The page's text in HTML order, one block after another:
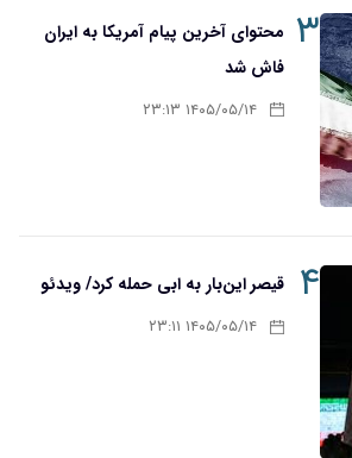
۳ محتوای آخرین پیام آمریکا به ایران
فاش شد
۱۴۰۵/۰۵/۱۴ ۲۳:۱۳
۴ قیصر این‌بار به ابی حمله کرد/ ویدئو
۱۴۰۵/۰۵/۱۴ ۲۳:۱۱